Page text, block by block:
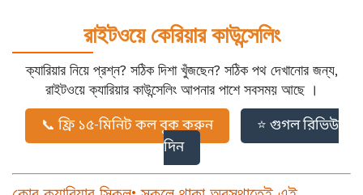
রাইটওয়ে কেরিয়ার কাউন্সেলিং
ক্যারিয়ার নিয়ে প্রশ্ন? সঠিক দিশা খুঁজছেন? সঠিক পথ দেখানোর জন্য,
রাইটওয়ে ক্যারিয়ার কাউন্সেলিং আপনার পাশে সবসময় আছে ।
📞 ফ্রি ১৫-মিনিট কল বুক করুন
⭐ গুগল রিভিউ
দিন